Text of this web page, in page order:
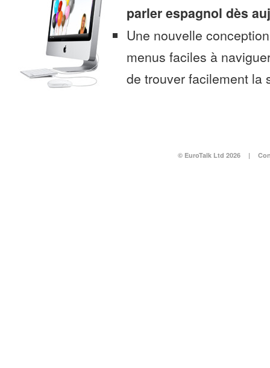
parler espagnol dès
Une nouvelle
menus faciles à
de trouver facilement la
© EuroTalk Ltd 2026 |